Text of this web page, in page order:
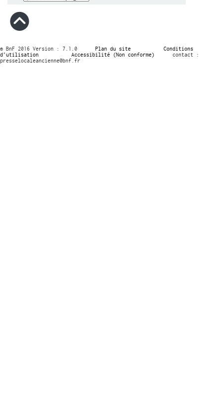
© BnF 2016 Version : 7.1.0 Plan du site
Conditions
d’utilisation
Accessibilité (Non conforme)
contact :
presselocaleancienne@bnf.fr